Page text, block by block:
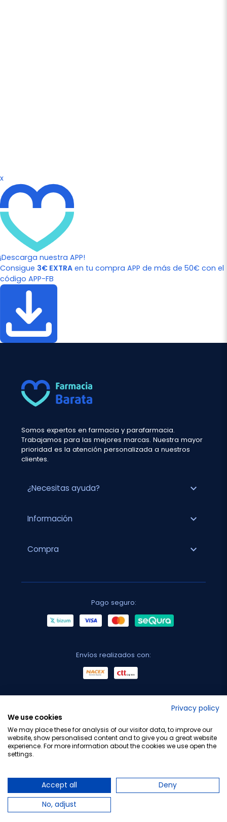
x
¡Descarga nuestra APP!
Consigue 3€ EXTRA en tu compra APP de más de 50€ con el
código APP-FB
Somos expertos en farmacia y parafarmacia.
Trabajamos para las mejores marcas. Nuestra mayor
prioridad es la atención personalizada a nuestros
clientes.
¿Necesitas ayuda? expand_more
Información expand_more
Compra expand_more
Pago seguro:
Envíos realizados con:
Privacy policy
We use cookies
We may place these for analysis of our visitor data, to improve our
website, show personalised content and to give you a great website
experience. For more information about the cookies we use open the
settings.
Accept all
Deny
No, adjust